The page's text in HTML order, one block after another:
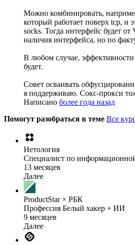
Можно комбинировать,
который работает поверх tcp, и
socks. Тогда интерфейс будет
наличия интерфейса, но по
В любом случае,
будет.
Совет осваивать
я поддерживаю. Сокс-прокси
Написано более года назад
Помогут разобраться в теме Все
Нетология
Специалист по
13 месяцев
Далее
ProductStar × РБК
Профессия Белый хакер + ИИ
9 месяцев
Далее